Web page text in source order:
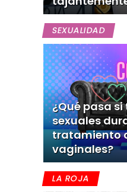
SEXUALIDAD
¿Qué pasa
sexuales
tratamiento
vaginales?
LA ROJA